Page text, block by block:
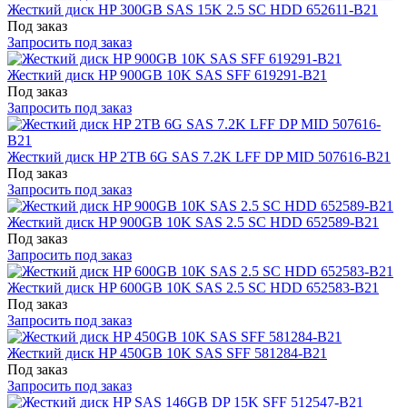
Жесткий диск HP 300GB SAS 15K 2.5 SC HDD 652611-B21
Под заказ
Запросить под заказ
Жесткий диск HP 900GB 10K SAS SFF 619291-B21
Под заказ
Запросить под заказ
Жесткий диск HP 2TB 6G SAS 7.2K LFF DP MID 507616-B21
Под заказ
Запросить под заказ
Жесткий диск HP 900GB 10K SAS 2.5 SC HDD 652589-B21
Под заказ
Запросить под заказ
Жесткий диск HP 600GB 10K SAS 2.5 SC HDD 652583-B21
Под заказ
Запросить под заказ
Жесткий диск HP 450GB 10K SAS SFF 581284-B21
Под заказ
Запросить под заказ